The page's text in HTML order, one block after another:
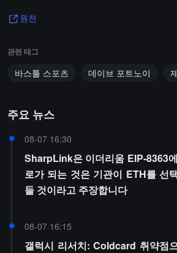
원천
관련 태그
바스툴 스포츠 데이브 포트노이
주요 뉴스
08-07 16:30
SharpLink은 이더리움 EIP-8363
로가 되는 것은 기관이 ETH를 선
들 것이라고 주장합니다
08-07 16:15
갤럭시 리서치: Coldcard 취약점